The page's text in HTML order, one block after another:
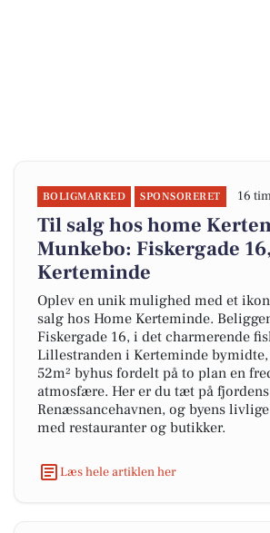
BOLIGMARKED SPONSORERET 16
Til salg hos home
Munkebo: Fiskergade
Kerteminde
Oplev en unik mulighed med et
salg hos Home Kerteminde.
Fiskergade 16, i det charmerende
Lillestranden i Kerteminde
52m² byhus fordelt på to plan en
atmosfære. Her er du tæt på
Renæssancehavnen, og byens
med restauranter og butikker.
Læs hele artiklen her